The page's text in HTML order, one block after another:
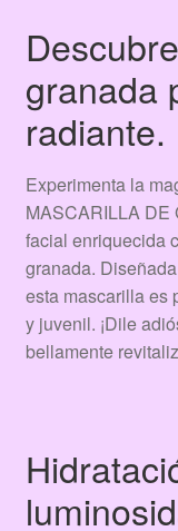
granada
radiante.
Experimenta la
MASCARILLA DE
facial enriquecida
granada.
esta mascarilla es
y juvenil. ¡Dile
bellamente